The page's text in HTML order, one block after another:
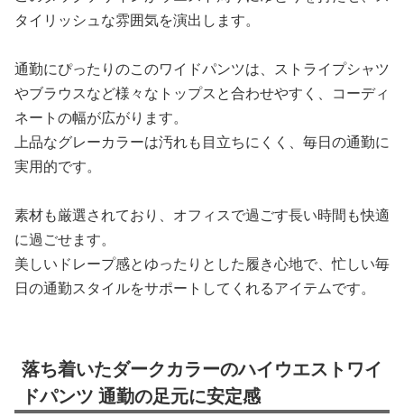
タイリッシュな雰囲気を演出します。
通勤にぴったりのこのワイドパンツは、ストライプシャツ
やブラウスなど様々なトップスと合わせやすく、コーディ
ネートの幅が広がります。
上品なグレーカラーは汚れも目立ちにくく、毎日の通勤に
実用的です。
素材も厳選されており、オフィスで過ごす長い時間も快適
に過ごせます。
美しいドレープ感とゆったりとした履き心地で、忙しい毎
日の通勤スタイルをサポートしてくれるアイテムです。
落ち着いたダークカラーのハイウエストワイ
ドパンツ 通勤の足元に安定感